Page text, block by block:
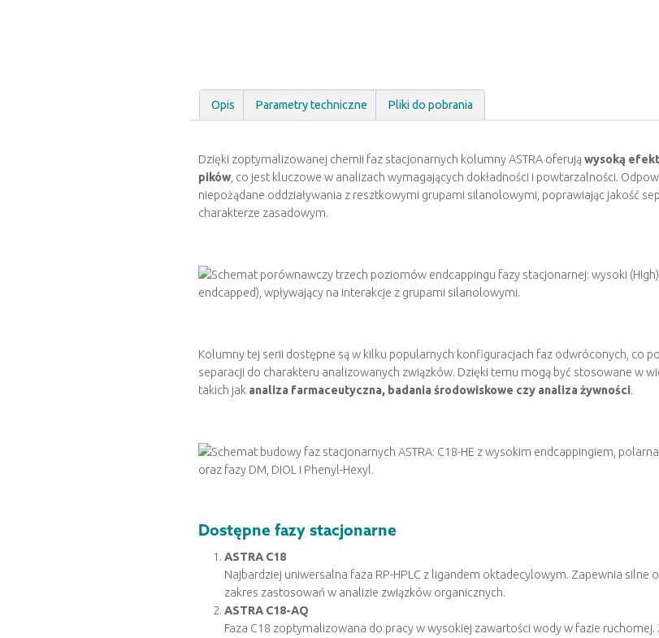
Opis Parametry techniczne Pliki do pobrania
Dzięki zoptymalizowanej chemii faz stacjonarnych kolumny ASTRA oferująwysoką
pików , co jest kluczowe w analizach wymagających dokładności i powtarzalności.
niepożądane oddziaływania z resztkowymi grupami silanolowymi, poprawiając jakość
charakterze zasadowym.
Kolumny tej serii dostępne są w kilku popularnych konfiguracjach faz odwróconych, co
separacji do charakteru analizowanych związków. Dzięki temu mogą być stosowane w
takich jak analiza farmaceutyczna, badania środowiskowe czy analiza żywności.
Dostępne fazy stacjonarne
ASTRA C18
Najbardziej uniwersalna faza RP-HPLC z ligandem oktadecylowym. Zapewnia silne
zakres zastosowań w analizie związków organicznych.
ASTRA C18-AQ
Faza C18 zoptymalizowana do pracy w wysokiej zawartości wody w fazie